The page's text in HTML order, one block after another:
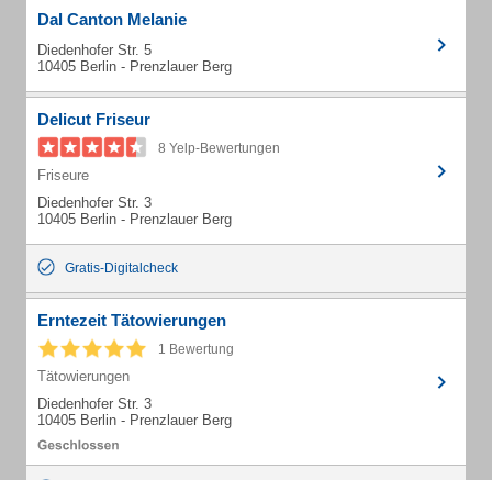
Dal Canton Melanie
Diedenhofer Str. 5
10405 Berlin - Prenzlauer Berg
Delicut Friseur
8 Yelp-Bewertungen
Friseure
Diedenhofer Str. 3
10405 Berlin - Prenzlauer Berg
Gratis-Digitalcheck
Erntezeit Tätowierungen
1 Bewertung
Tätowierungen
Diedenhofer Str. 3
10405 Berlin - Prenzlauer Berg